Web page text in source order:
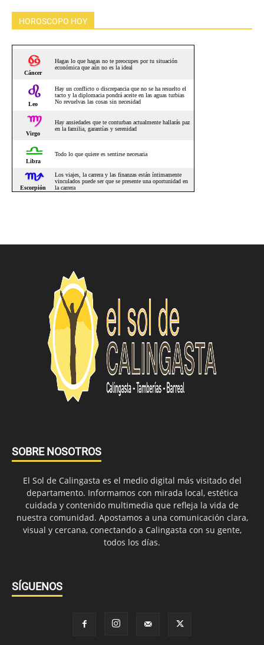
HOROSCOPO HOY
SOBRE NOSOTROS
El Sol de Calingasta es el medio digital más visitado del
departamento. Informamos con mirada local, estética
cuidada y contenido multimedia que refleja la vida de
nuestra comunidad. Apostamos a una comunicación clara,
visual y cercana, conectando a Calingasta con su gente,
SÍGUENOS